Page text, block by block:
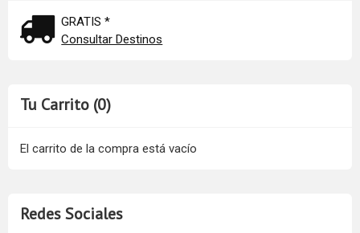
GRATIS *
Consultar Destinos
Tu Carrito (0)
El carrito de la compra está vacío
Redes Sociales